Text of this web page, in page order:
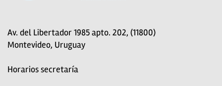
Av. del Libertador 1985 apto. 202, (11800)
Montevideo, Uruguay
Horarios secretaría